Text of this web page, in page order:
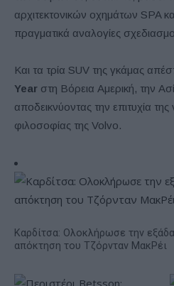
αρχιτεκτονικών οχημάτων SPA
πραγματικά αναλογίες
Και τα τρία SUV της γκάμας
Year στη Βόρεια Αμερική, την
αποδεικνύοντας την επιτυχία της
φιλοσοφίας της Volvo.
Καρδίτσα: Ολοκλήρωσε την
απόκτηση του Τζόρνταν ΜακΡέι